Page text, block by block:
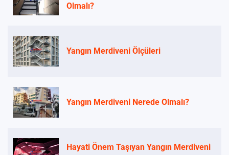
Olmalı?
Yangın Merdiveni Ölçüleri
Yangın Merdiveni Nerede Olmalı?
Hayati Önem Taşıyan Yangın Merdiveni